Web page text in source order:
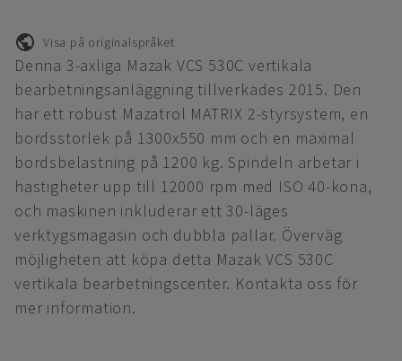
Visa på originalspråket
Denna 3-axliga Mazak VCS 530C vertikala
bearbetningsanläggning tillverkades 2015. Den
har ett robust Mazatrol MATRIX 2-styrsystem, en
bordsstorlek på 1300x550 mm och en maximal
bordsbelastning på 1200 kg. Spindeln arbetar i
hastigheter upp till 12000 rpm med ISO 40-kona,
och maskinen inkluderar ett 30-läges
verktygsmagasin och dubbla pallar. Överväg
möjligheten att köpa detta Mazak VCS 530C
vertikala bearbetningscenter. Kontakta oss för
mer information.